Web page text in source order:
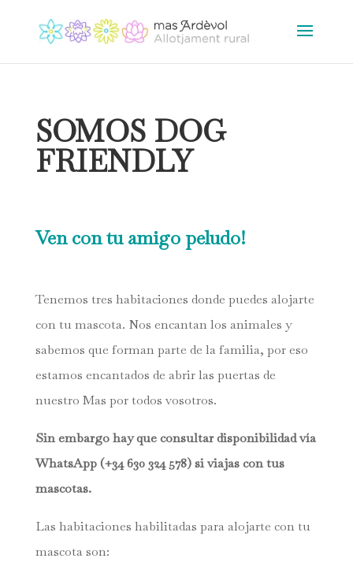
SOMOS DOG
FRIENDLY
Ven con tu amigo peludo!
Tenemos tres habitaciones donde puedes alojarte
con tu mascota. Nos encantan los animales y
sabemos que forman parte de la familia, por eso
estamos encantados de abrir las puertas de
nuestro Mas por todos vosotros.
Sin embargo hay que consultar disponibilidad vía
WhatsApp (+34 630 324 578) si viajas con tus
mascotas.
Las habitaciones habilitadas para alojarte con tu
mascota son: